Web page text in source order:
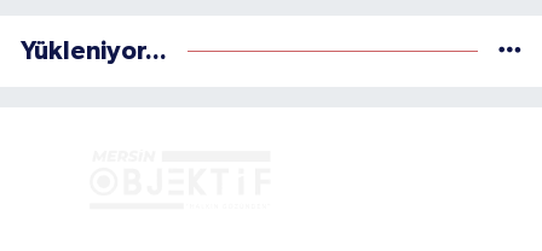
Yükleniyor...